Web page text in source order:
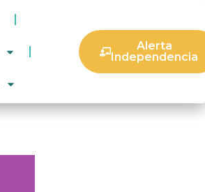
Alerta
Independencia